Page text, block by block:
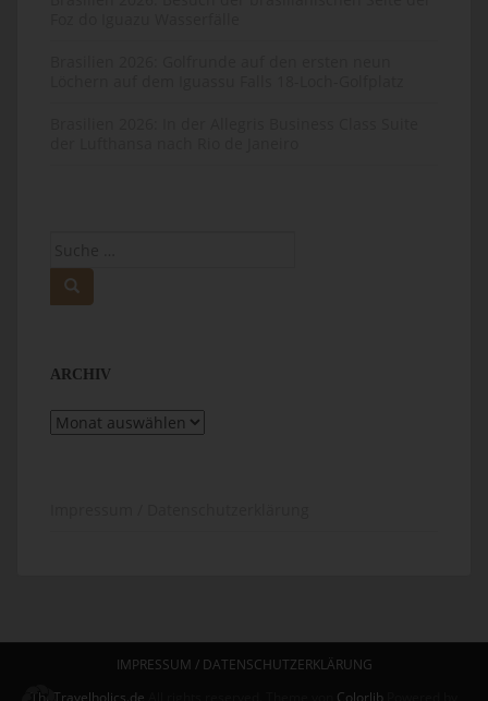
ARCHIV
Archiv
IMPRESSUM / DATENSCHUTZERKLÄRUNG
TheTravelholics.de
Colorlib